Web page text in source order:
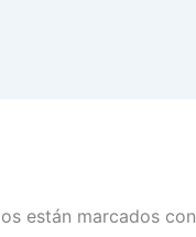
están marcados con